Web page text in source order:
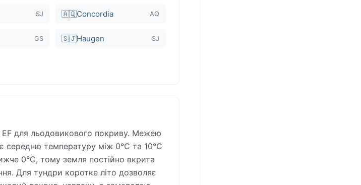
SJ 🇦🇶Concordia AQ
GS 🇸🇯Haugen SJ
для льодовикового покриву. Межею
середню температуру між 0°C та 10°C
0°C, тому земля постійно вкрита
Для тундри коротке літо дозволяє